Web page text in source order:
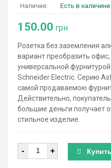
Наличие: Есть в наличини
150.00 грн
Розетка без заземления
вариант преобразить
универсальной
Schneider Electric. Серию
самой продаваемою
Действительно,
большие деньги получает
стильное изделие.
Количество
- + Купить